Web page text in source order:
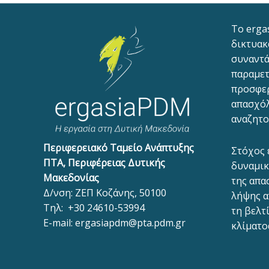
Περιφερειακό Ταμείο Ανάπτυξης
ΠΤΑ, Περιφέρειας Δυτικής
Μακεδονίας
Δ/νση: ΖΕΠ Κοζάνης, 50100
Τηλ: +30 24610-53994
E-mail: ergasiapdm@pta.pdm.gr
To
Στόχος
της
λήψης
τη